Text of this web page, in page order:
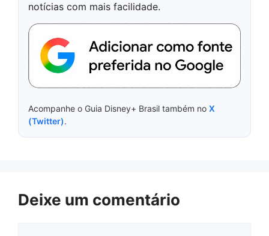
notícias com mais facilidade.
Acompanhe o Guia Disney+ Brasil também no X
(Twitter).
Deixe um comentário